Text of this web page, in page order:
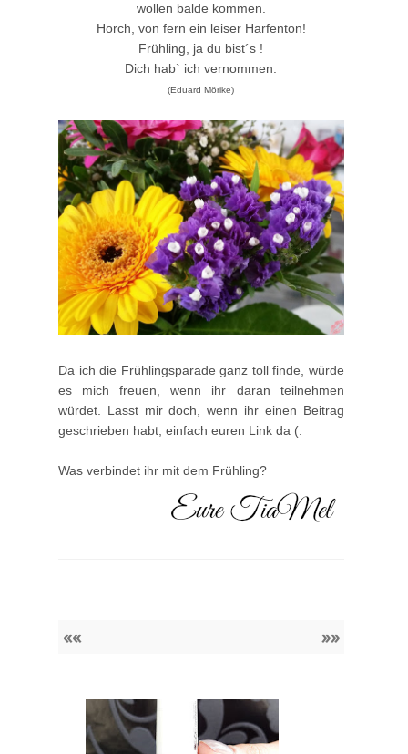
wollen balde kommen.
Horch, von fern ein leiser Harfenton!
Frühling, ja du bist´s !
Dich hab` ich vernommen.
(Eduard Mörike)
Da ich die Frühlingsparade ganz toll finde, würde
es mich freuen, wenn ihr daran teilnehmen
würdet. Lasst mir doch, wenn ihr einen Beitrag
geschrieben habt, einfach euren Link da (:
Was verbindet ihr mit dem Frühling?
«« »»